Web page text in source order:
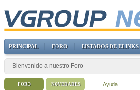
PRINCIPAL FORO LISTADOS DE ELINKS
Bienvenido a nuestro Foro!
FORO Ayuda
NOVEDADES